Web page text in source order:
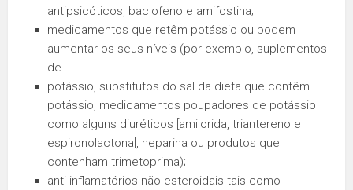
antipsicóticos, baclofeno e amifostina;
medicamentos que retêm potássio ou podem
aumentar os seus níveis (por exemplo, suplementos
de
potássio, substitutos do sal da dieta que contêm
potássio, medicamentos poupadores de potássio
como alguns diuréticos [amilorida, triantereno e
espironolactona], heparina ou produtos que
contenham trimetoprima);
anti-inflamatórios não esteroidais tais como